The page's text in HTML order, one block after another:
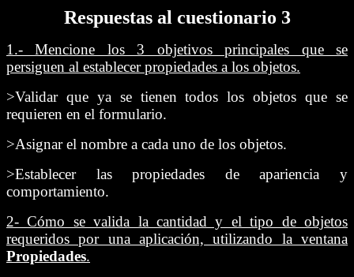
Respuestas al cuestionario 3
1.- Mencione los 3 objetivos principales que se
persiguen al establecer propiedades a los objetos.
>Validar que ya se tienen todos los objetos que se
requieren en el formulario.
>Asignar el nombre a cada uno de los objetos.
>Establecer las propiedades de apariencia y
comportamiento.
2- Cómo se valida la cantidad y el tipo de objetos
requeridos por una aplicación, utilizando la ventana
Propiedades.